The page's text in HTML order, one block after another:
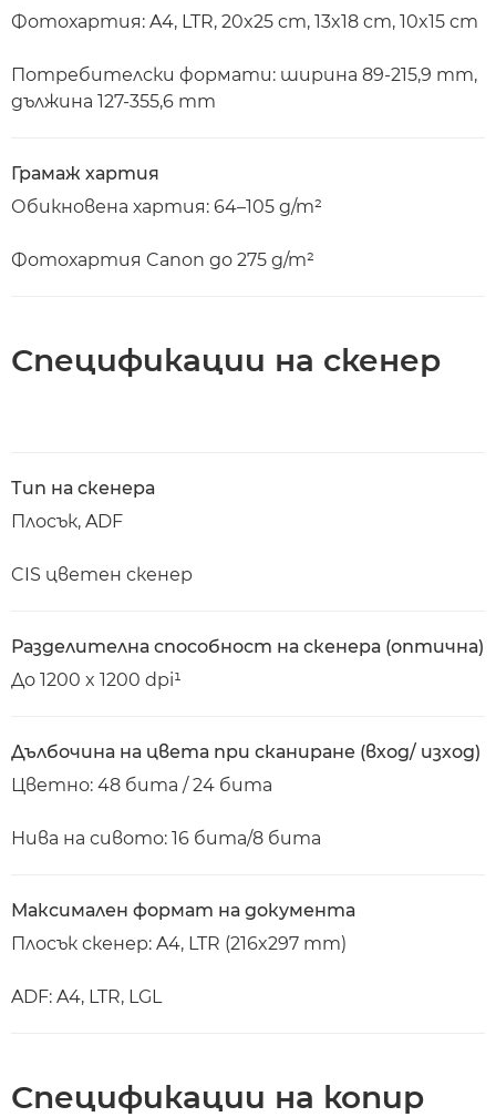
Фотохартия: A4, LTR, 20x25 cm, 13x18 cm, 10x15 cm
Потребителски формати: ширина 89-215,9 mm,
дължина 127-355,6 mm
Грамаж хартия
Обикновена хартия: 64–105 g/m²
Фотохартия Canon до 275 g/m²
Спецификации на скенер
Тип на скенера
Плосък, ADF
CIS цветен скенер
Разделителна способност на скенера (оптична)
До 1200 x 1200 dpi¹
Дълбочина на цвета при сканиране (вход/ изход)
Цветно: 48 бита / 24 бита
Нива на сивото: 16 бита/8 бита
Максимален формат на документа
Плосък скенер: A4, LTR (216x297 mm)
ADF: A4, LTR, LGL
Спецификации на копир